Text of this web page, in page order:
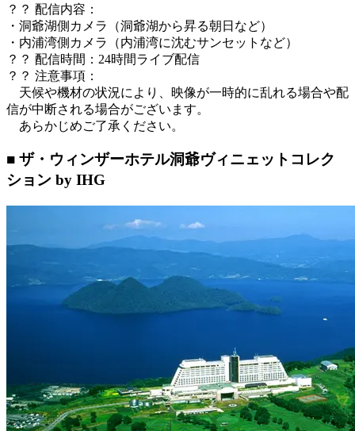
？？ 配信内容：
・洞爺湖側カメラ（洞爺湖から昇る朝日など）
・内浦湾側カメラ（内浦湾に沈むサンセットなど）
？？ 配信時間：24時間ライブ配信
？？ 注意事項：
天候や機材の状況により、映像が一時的に乱れる場合や配
信が中断される場合がございます。
あらかじめご了承ください。
■ ザ・ウィンザーホテル洞爺ヴィニェットコレク
ション by IHG